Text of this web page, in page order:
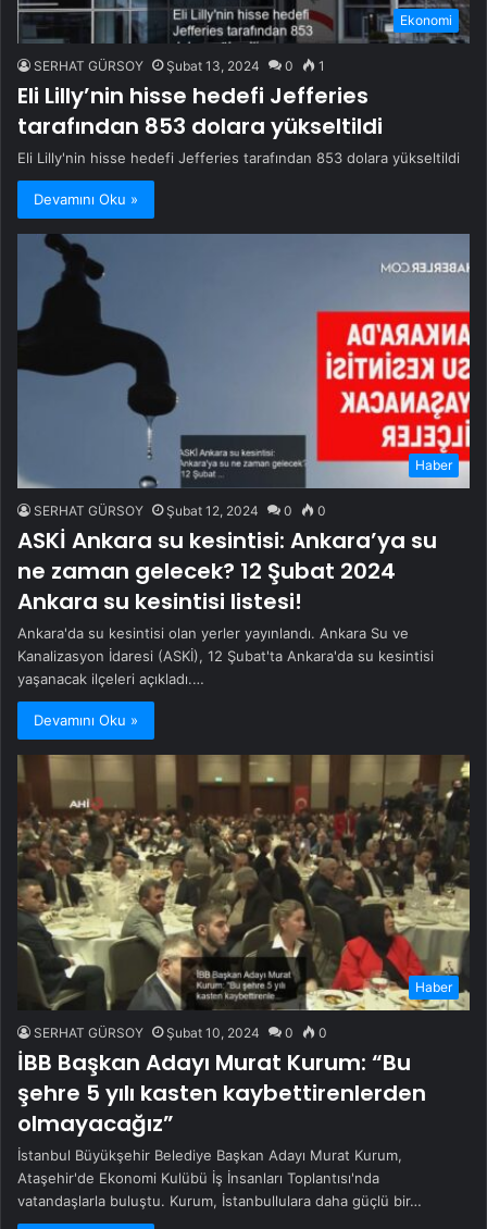
Ekonomi
SERHAT GÜRSOY Şubat 13, 2024 0 1
Eli Lilly’nin hisse hedefi Jefferies
tarafından 853 dolara yükseltildi
Eli Lilly'nin hisse hedefi Jefferies tarafından 853 dolara yükseltildi
Devamını Oku »
Haber
SERHAT GÜRSOY Şubat 12, 2024 0 0
ASKİ Ankara su kesintisi: Ankara’ya su
ne zaman gelecek? 12 Şubat 2024
Ankara su kesintisi listesi!
Ankara'da su kesintisi olan yerler yayınlandı. Ankara Su ve
Kanalizasyon İdaresi (ASKİ), 12 Şubat'ta Ankara'da su kesintisi
yaşanacak ilçeleri açıkladı.…
Devamını Oku »
Haber
SERHAT GÜRSOY Şubat 10, 2024 0 0
İBB Başkan Adayı Murat Kurum: “Bu
şehre 5 yılı kasten kaybettirenlerden
olmayacağız”
İstanbul Büyükşehir Belediye Başkan Adayı Murat Kurum,
Ataşehir'de Ekonomi Kulübü İş İnsanları Toplantısı'nda
vatandaşlarla buluştu. Kurum, İstanbullulara daha güçlü bir…